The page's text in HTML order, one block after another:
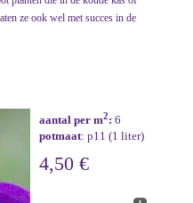
ze ook wel met succes in de
aantal per m2: 6
potmaat: p11 (1 liter)
4,50 €